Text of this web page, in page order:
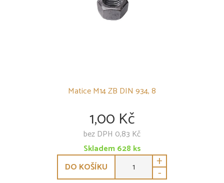
Matice M14 ZB DIN 934, 8
1,00 Kč
bez DPH 0,83 Kč
Skladem628 ks
DO KOŠÍKU
+
-